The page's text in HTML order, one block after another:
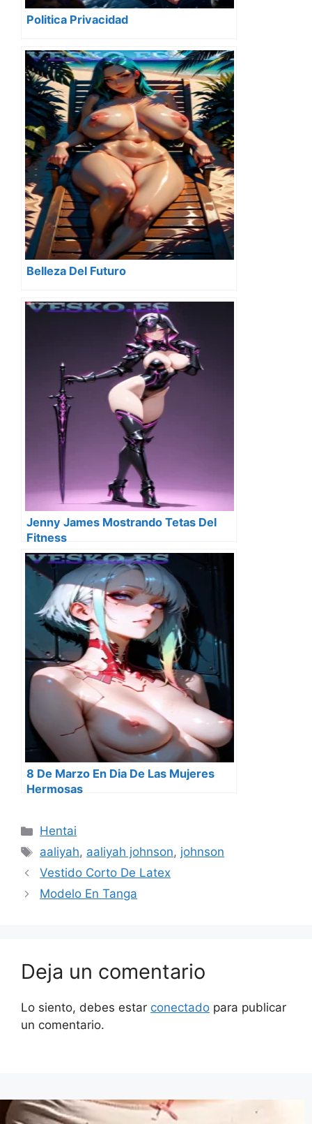
Politica Privacidad
Belleza Del Futuro
Jenny James Mostrando Tetas Del
Fitness
8 De Marzo En Dia De Las Mujeres
Hermosas
Categorías
Hentai
Etiquetas
aaliyah, aaliyah johnson, johnson
Vestido Corto De Latex
Modelo En Tanga
Deja un comentario
Lo siento, debes estar conectado para publicar
un comentario.